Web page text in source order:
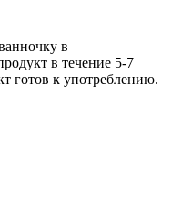
в
в течение 5-7
готов к употреблению.